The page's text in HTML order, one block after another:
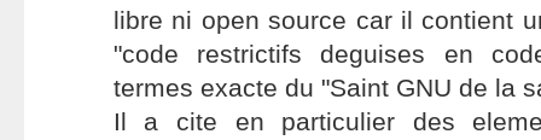
libre ni open source car il contient
"code restrictifs deguises en
termes exacte du "Saint GNU de la
Il a cite en particulier des